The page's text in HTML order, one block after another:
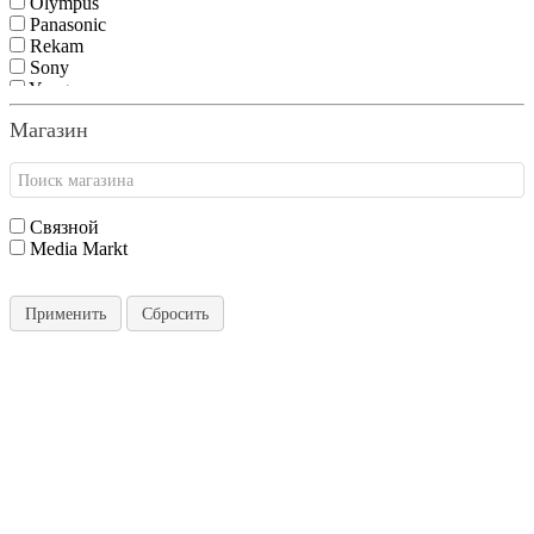
Panasonic
Rekam
Sony
Yongnuo
Магазин
Связной
Media Markt
Применить Сбросить